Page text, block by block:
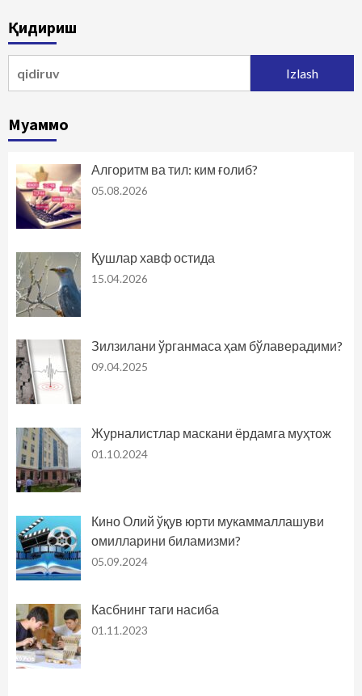
Қидириш
Муаммо
Алгоритм ва тил: ким ғолиб?
05.08.2026
Қушлар хавф остида
15.04.2026
Зилзилани ўрганмаса ҳам бўлаверадими?
09.04.2025
Журналистлар маскани ёрдамга муҳтож
01.10.2024
Кино Олий ўқув юрти мукаммаллашуви
омилларини биламизми?
05.09.2024
Касбнинг таги насиба
01.11.2023